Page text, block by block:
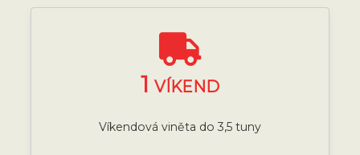
1 VÍKEND
Víkendová viněta do 3,5 tuny